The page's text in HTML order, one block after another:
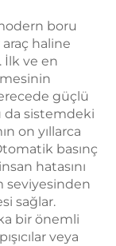
boru
haline
İlk ve en
güçlü
da sistemdeki
on yıllarca
basınç
hatasını
seviyesinden
sağlar.
bir önemli
veya